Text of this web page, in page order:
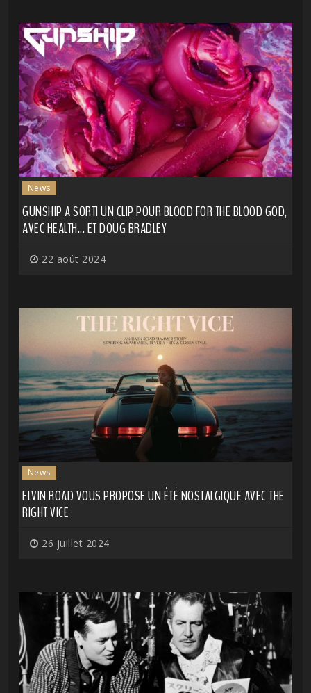
News
GUNSHIP A SORTI UN CLIP POUR BLOOD FOR THE BLOOD GOD,
AVEC HEALTH... ET DOUG BRADLEY
22 août 2024
News
ELVIN ROAD VOUS PROPOSE UN ÉTÉ NOSTALGIQUE AVEC THE
RIGHT VICE
26 juillet 2024